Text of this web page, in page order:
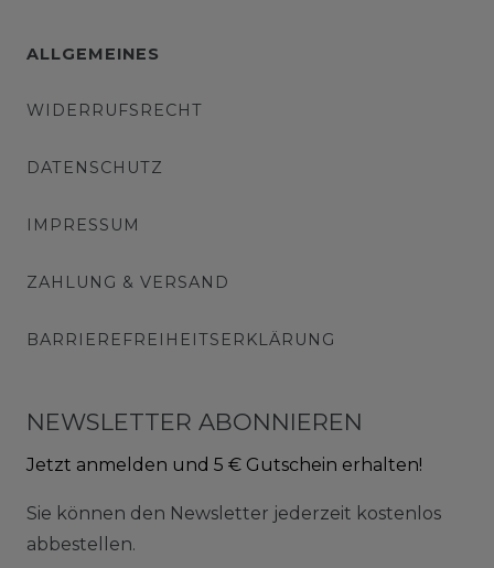
ALLGEMEINES
WIDERRUFSRECHT
DATENSCHUTZ
IMPRESSUM
ZAHLUNG & VERSAND
BARRIEREFREIHEITSERKLÄRUNG
NEWSLETTER ABONNIEREN
Jetzt anmelden und 5 € Gutschein erhalten!
Sie können den Newsletter jederzeit kostenlos
abbestellen.